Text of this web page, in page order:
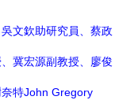
文欽助研究員、蔡政
冀宏源副教授、廖俊
特John Gregory